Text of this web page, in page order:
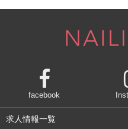
facebook
求人情報一覧